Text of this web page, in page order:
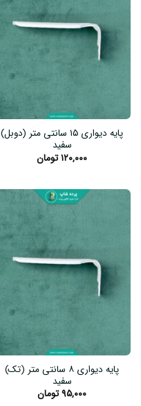
پایه دیواری ۱۵ سانتی متر (دوبل)
سفید
۱۲۰,۰۰۰تومان
پایه دیواری ۸ سانتی متر (تک)
سفید
۹۵,۰۰۰تومان